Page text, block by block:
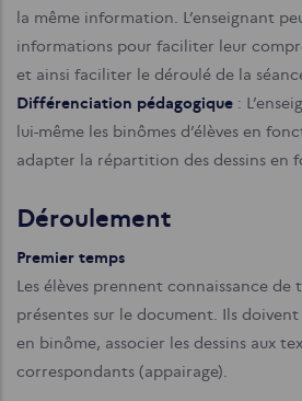
la même information. L’enseignant
informations pour faciliter leur
et ainsi faciliter le déroulé de la
Différenciation pédagogique :
lui-même les binômes d’élèves en
adapter la répartition des dessins en
Déroulement
Premier temps
Les élèves prennent connaissance
présentes sur le document. Ils
en binôme, associer les dessins aux
correspondants (appairage).